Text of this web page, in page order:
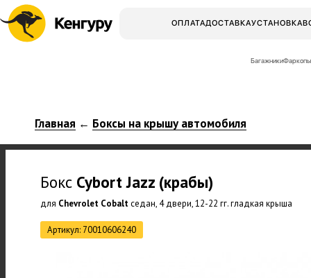
ОПЛАТАДОСТАВКАУСТАНОВКА
БагажникиФаркопы
Главная ← Боксы на крышу автомобиля
Бокс Cybort Jazz (крабы)
для Chevrolet Cobaltседан, 4 двери, 12-22 гг. гладкая крыша
Артикул: 70010606240